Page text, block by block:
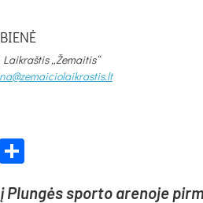
Laikraštis „Žemaitis“
Viber
Plun­gės spor­to are­no­je